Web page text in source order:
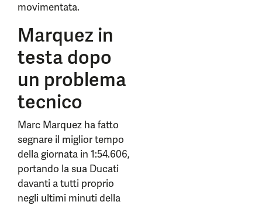
movimentata.
Marquez in
testa dopo
un problema
tecnico
Marc Marquez ha fatto
segnare il miglior tempo
della giornata in 1:54.606,
portando la sua Ducati
davanti a tutti proprio
negli ultimi minuti della